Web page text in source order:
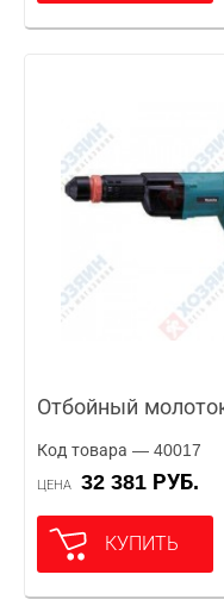
Отбойный
Код товара — 40017
ЦЕНА 32 381 РУБ.
КУПИТЬ